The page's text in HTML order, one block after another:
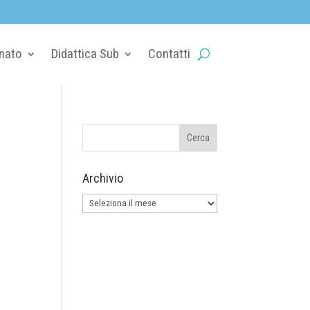
Didattica Sub Contatti
Archivio
Archivio